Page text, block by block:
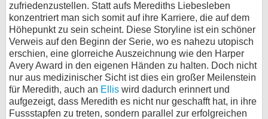
zufriedenzustellen. Statt aufs Merediths Liebesleben
konzentriert man sich somit auf ihre Karriere, die auf dem
Höhepunkt zu sein scheint. Diese Storyline ist ein schöner
Verweis auf den Beginn der Serie, wo es nahezu utopisch
erschien, eine glorreiche Auszeichnung wie den Harper
Avery Award in den eigenen Händen zu halten. Doch nicht
nur aus medizinischer Sicht ist dies ein großer Meilenstein
für Meredith, auch an Ellis wird dadurch erinnert und
aufgezeigt, dass Meredith es nicht nur geschafft hat, in ihre
Fussstapfen zu treten, sondern parallel zur erfolgreichen